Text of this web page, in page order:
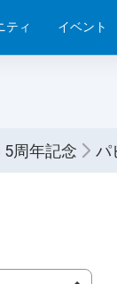
ティ イベント
5周年記念 パ